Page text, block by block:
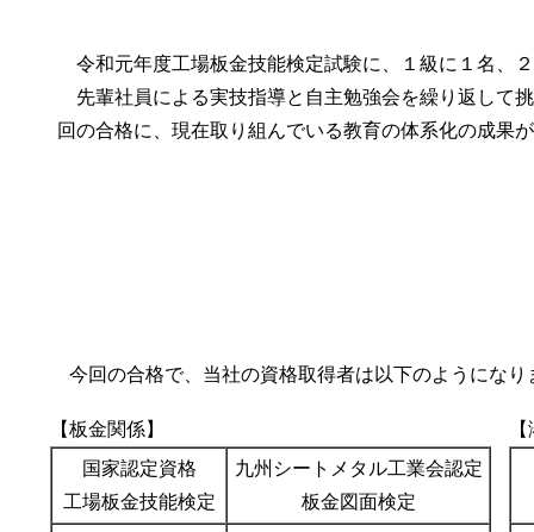
令和元年度工場板金技能検定試験に、１級に１名、
先輩社員による実技指導と自主勉強会を繰り返して
回の合格に、現在取り組んでいる教育の体系化の成果
今回の合格で、当社の資格取得者は以下のようになり
【板金関係】
国家認定資格
工場板金技能検定
九州シートメタル工業会認定
板金図面検定